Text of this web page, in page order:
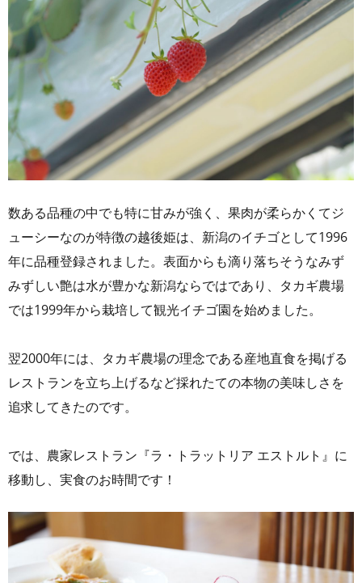
数ある品種の中でも特に甘みが強く、果肉が柔らかくてジ
ューシーなのが特徴の越後姫は、新潟のイチゴとして1996
年に品種登録されました。表面からも滴り落ちそうなみず
みずしい艶は水が豊かな新潟ならではであり、タカギ農場
では1999年から栽培して観光イチゴ園を始めました。
翌2000年には、タカギ農場の理念である産地直食を掲げる
レストランを立ち上げるなど採れたての本物の美味しさを
追求してきたのです。
では、農家レストラン『ラ・トラットリア エストルト』に
移動し、実食のお時間です！